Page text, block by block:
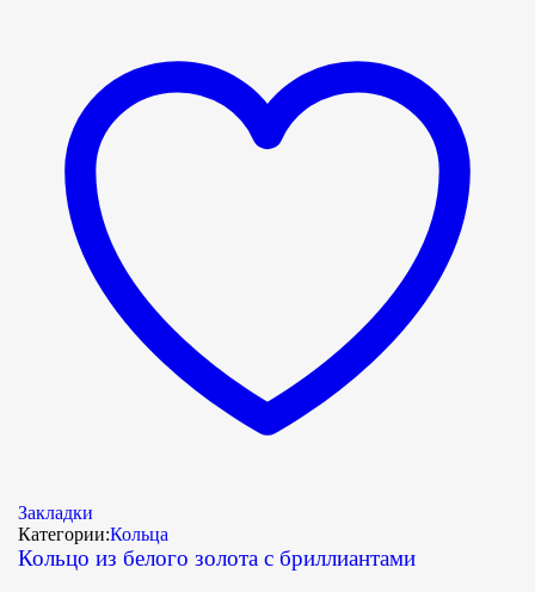
Закладки
Категории:Кольца
Кольцо из белого золота с бриллиантами